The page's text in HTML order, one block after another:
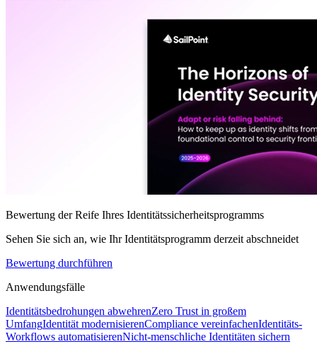
Bewertung der Reife Ihres Identitätssicherheitsprogramms
Sehen Sie sich an, wie Ihr Identitätsprogramm derzeit abschneidet
Bewertung durchführen
Anwendungsfälle
Identitätsbedrohungen abwehrenZero Trust in großem
UmfangIdentität modernisierenCompliance vereinfachenIdentitäts-
Workflows automatisierenNicht-menschliche Identitäten sichern